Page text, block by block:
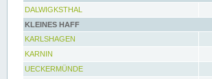
DALWIGKSTHAL
KLEINES HAFF
KARLSHAGEN
KARNIN
UECKERMÜNDE